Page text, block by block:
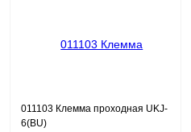
011103 Клемма проходная UKJ-
6(BU)